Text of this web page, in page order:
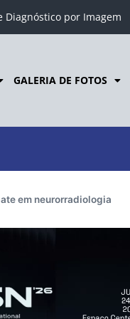
Diagnóstico por Imagem
GALERIA DE FOTOS
em neurorradiologia